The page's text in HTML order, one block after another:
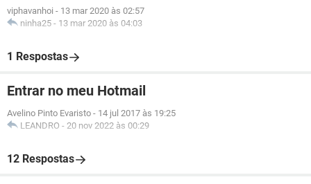
viphavanhoi - 13 mar 2020 às 02:57
ninha25 - 13 mar 2020 às 04:03
1 Respostas
Entrar no meu Hotmail
Avelino Pinto Evaristo - 14 jul 2017 às 19:25
LEANDRO - 20 nov 2022 às 00:29
12 Respostas